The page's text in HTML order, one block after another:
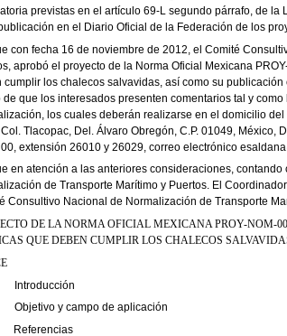
previstas en el artículo 69-L segundo párrafo, de la
en el Diario Oficial de la Federación de los
con fecha 16 de noviembre de 2012, el Comité
aprobó el proyecto de la Norma Oficial Mexicana
cumplir los chalecos salvavidas, así como su publicación
de que los interesados presenten comentarios tal y como
los cuales deberán realizarse en el domicilio del
Tlacopac, Del. Álvaro Obregón, C.P. 01049, México,
extensión 26010 y 26029, correo electrónico
en atención a las anteriores consideraciones,
de Transporte Marítimo y Puertos. El
Consultivo Nacional de Normalización de Transporte
DE LA NORMA OFICIAL MEXICANA PROY-NOM-
QUE DEBEN CUMPLIR LOS CHALECOS
Introducción
Objetivo y campo de aplicación
Referencias